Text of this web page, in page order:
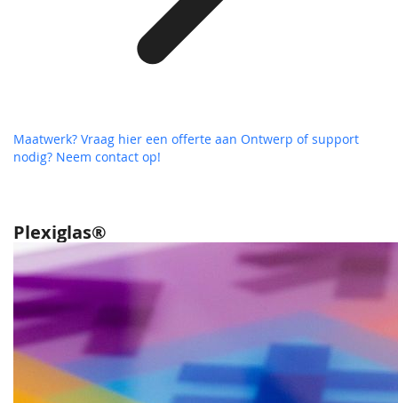
Plexiglas®
Maatwerk? Vraag hier een offerte aan Ontwerp of support
nodig? Neem contact op!